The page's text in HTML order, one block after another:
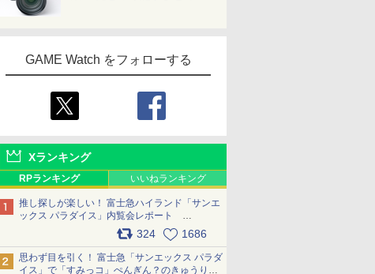
GAME Watch をフォローする
Xランキング
RPランキング いいねランキング
推し探しが楽しい！ 富士急ハイランド「サンエ
ックス パラダイス」内覧会レポート
324 1686
思わず目を引く！ 富士急「サンエックス パラダ
イス」で「すみっコ」ぺんぎん？のきゅうりド